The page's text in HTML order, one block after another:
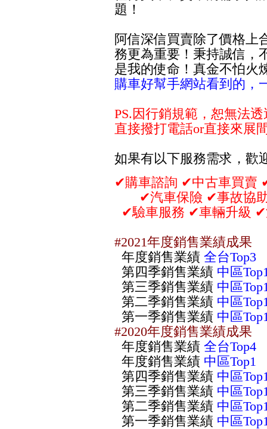
題！
阿信深信買賣除了價格上
務更為重要！秉持誠信，
是我的使命！真金不怕火
購車好幫手網站看到的，
PS. 因行銷規範，恕無法
直接撥打電話or直接來展
如果有以下服務需求，歡
✔︎購車諮詢 ✔︎中古車買賣
✔︎汽車保險 ✔︎事故協
✔︎驗車服務 ✔︎車輛升級 ✔︎
#2021年度銷售業績成果
年度銷售業績全台Top3
第四季銷售業績 中區
第三季銷售業績 中區
第二季銷售業績 中區
第一季銷售業績 中區
#2020年度銷售業績成果
年度銷售業績全台Top4
年度銷售業績 中區Top1
第四季銷售業績 中區
第三季銷售業績 中區
第二季銷售業績 中區
第一季銷售業績 中區